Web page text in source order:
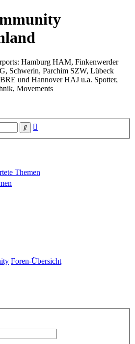
Hamburg HAM, Finkenwerder
Schwerin, Parchim SZW, Lübeck
und Hannover HAJ u.a. Spotter,
Movements
Suche
Themen
Foren-Übersicht